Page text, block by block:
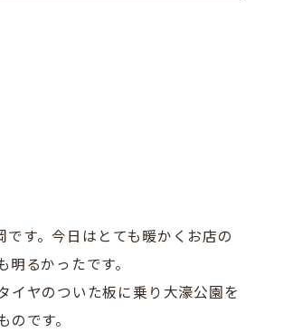
す。今日はとても暖かくお店の
明るかったです。
イヤのついた板に乗り大濠公園を
のです。